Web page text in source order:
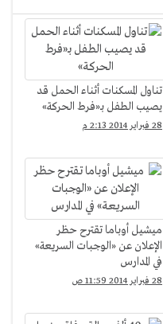
تناول المسكنات أثناء الحمل قد
يصيب الطفل بـ«فرط الحركة»
28 فبراير 2014 2:13 م
ميشيل أوباما تقترح حظر
الإعلان عن «الوجبات السريعة»
في المدارس
28 فبراير 2014 11:59 ص